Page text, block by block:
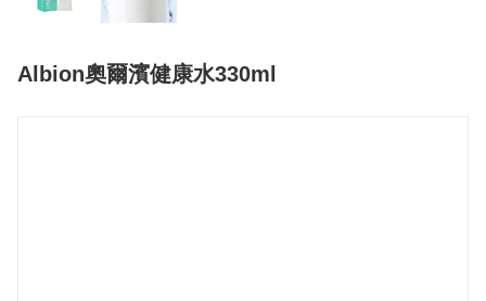
Albion奧爾濱健康水330ml